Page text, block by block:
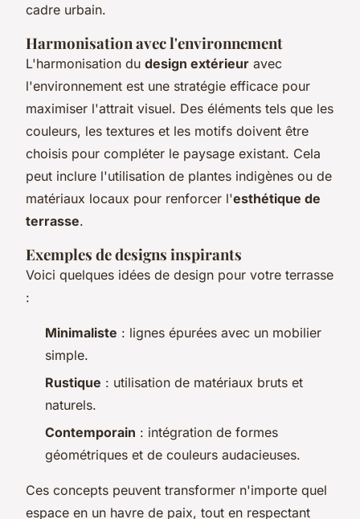
cadre urbain.
Harmonisation avec l'environnement
L'harmonisation du design extérieur avec
l'environnement est une stratégie efficace pour
maximiser l'attrait visuel. Des éléments tels que les
couleurs, les textures et les motifs doivent être
choisis pour compléter le paysage existant. Cela
peut inclure l'utilisation de plantes indigènes ou de
matériaux locaux pour renforcer l'esthétique de
terrasse.
Exemples de designs inspirants
Voici quelques idées de design pour votre terrasse
:
Minimaliste : lignes épurées avec un mobilier
simple.
Rustique : utilisation de matériaux bruts et
naturels.
Contemporain : intégration de formes
géométriques et de couleurs audacieuses.
Ces concepts peuvent transformer n'importe quel
espace en un havre de paix, tout en respectant